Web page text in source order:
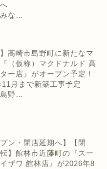
な…
】高崎市島野町に新たなマ
（仮称）マクドナルド 高
ー店』がオープン予定！
月まで新築工事予定
野…
プン・閉店延期へ】【閉
】館林市近藤町の『スー
ザワ 館林店』が2026年8